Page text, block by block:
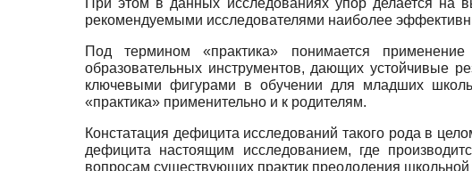
При этом в данных исследованиях упор делается на
рекомендуемыми исследователями наиболее
Под термином «практика» понимается
образовательных инструментов, дающих устойчивые
ключевыми фигурами в обучении для младших
«практика» применительно и к родителям.
Констатация дефицита исследований такого рода в
дефицита настоящим исследованием, где
вопросам существующих практик преодоления школьной